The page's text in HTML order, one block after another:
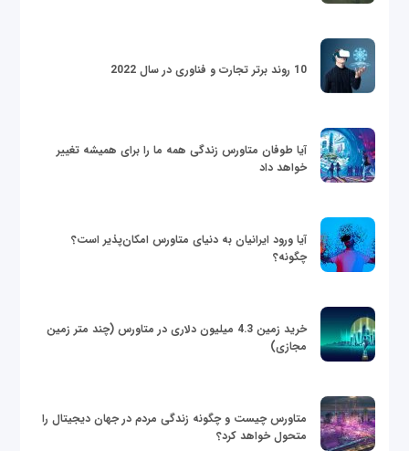
10 روند برتر تجارت و فناوری در سال 2022
آیا طوفان متاورس زندگی همه ما را برای همیشه تغییر
خواهد داد
آیا ورود ایرانیان به دنیای متاورس امکان‌پذیر است؟
چگونه؟
خرید زمین 4.3 میلیون دلاری در متاورس (چند متر زمین
مجازی)
متاورس چیست و چگونه زندگی مردم در جهان دیجیتال را
متحول خواهد کرد؟